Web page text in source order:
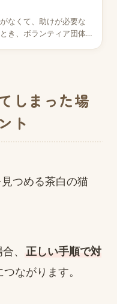
なくて、助けが必要な
き、ボランティア団体
しまった場
ト
、
正しい手順で対
ながります。